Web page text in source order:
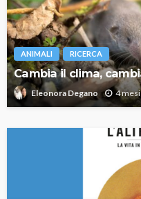
ANIMALI RICERCA
Cambia il clima,
Eleonora Degano 4